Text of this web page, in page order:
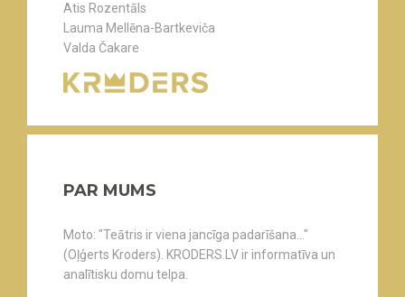
Atis Rozentāls
Lauma Mellēna-Bartkeviča
Valda Čakare
PAR MUMS
Moto: "Teātris ir viena jancīga padarīšana..."
(Oļģerts Kroders). KRODERS.LV ir informatīva un
analītisku domu telpa.